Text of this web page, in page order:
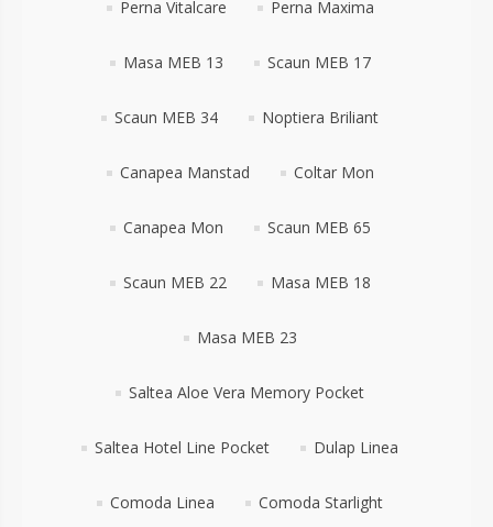
Perna Vitalcare Perna Maxima
Masa MEB 13 Scaun MEB 17
Scaun MEB 34 Noptiera Briliant
Canapea Manstad Coltar Mon
Canapea Mon Scaun MEB 65
Scaun MEB 22 Masa MEB 18
Masa MEB 23
Saltea Aloe Vera Memory Pocket
Saltea Hotel Line Pocket Dulap Linea
Comoda Linea Comoda Starlight